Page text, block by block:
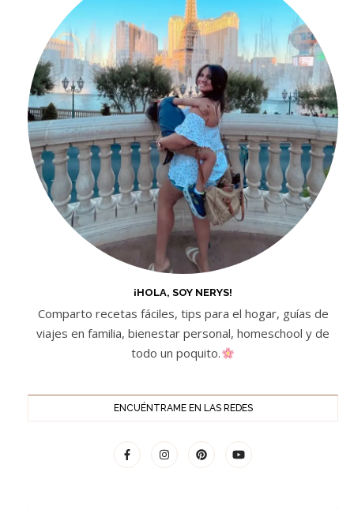
¡HOLA, SOY NERYS!
Comparto recetas fáciles, tips para el hogar, guías de
viajes en familia, bienestar personal, homeschool y de
todo un poquito.
ENCUÉNTRAME EN LAS REDES